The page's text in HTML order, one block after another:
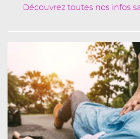
Découvrez toutes nos infos